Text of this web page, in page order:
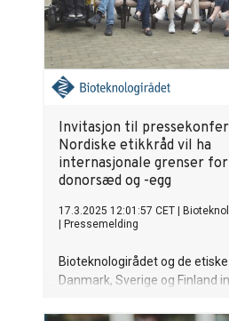
Invitasjon til
Nordiske etikkråd vil ha
internasjonale grenser
donorsæd og -egg
17.3.2025 12:01:57 CET
Pressemelding
Bioteknologirådet og de
Danmark, Sverige og Finland
fire rådene vil presentere en